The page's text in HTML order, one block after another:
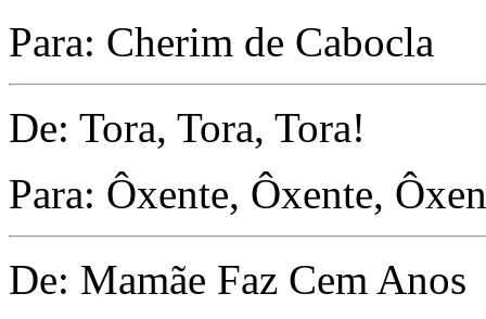
Para: Cherim de Cabocla
De: Tora, Tora, Tora!
Para: Ôxente, Ôxente,
De: Mamãe Faz Cem Anos